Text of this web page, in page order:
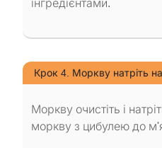
інгредієнтами.
Крок 4. Моркву натріть
Моркву очистіть і
моркву з цибулею до